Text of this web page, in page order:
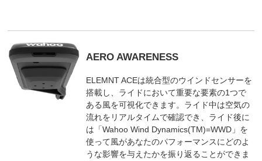
AERO AWARENESS
ELEMNT ACEは統合型のウインドセンサーを
搭載し、ライドにおいて重要な要素の1つで
ある風を可視化できます。ライド中は空気の
流れをリアルタイムで確認でき、ライド後に
は「Wahoo Wind Dynamics(TM)=WWD」を
使って風があなたのパフォーマンスにどのよ
うな影響を与えたかを振り返ることができま